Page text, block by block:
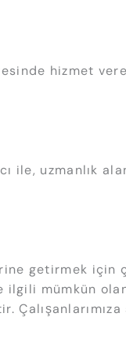
hizmet
ile, uzmanlık
getirmek
mümkün